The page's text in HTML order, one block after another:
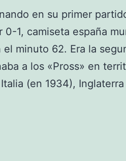
en su primer
1, camiseta españa
minuto 62. Era la
a los «Pross» en
(en 1934),